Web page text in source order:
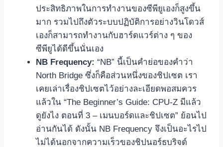
ประสิทธิภาพในการทำงานของซีพียูเองก็สูงขึ้น
มาก รวมไปถึงตัวระบบปฏิบัติการอย่างวินโดวส์
เองก็สามารถทำงานกับฮาร์ดแวร์ต่าง ๆ ของ
ซีพียูได้ดีขึ้นนั่นเอง
NB Frequency: “NB” นี้เป็นคำย่อของคำว่า
North Bridge ซึ่งก็คือส่วนหนึ่งของชิปเซต เรา
เคยเล่าเรื่องชิปเซตไว้อย่างละเอียดพอสมควร
แล้วใน “The Beginner’s Guide: CPU-Z มีแล้ว
ดูยังไง ตอนที่ 3 – เมนบอร์ดและชิปเซต” ย้อนไป
อ่านกันได้ ดังนั้น NB Frequency จึงเป็นอะไรไป
ไม่ได้นอกจากความเร็วของชิปนอร์ธบริจด์